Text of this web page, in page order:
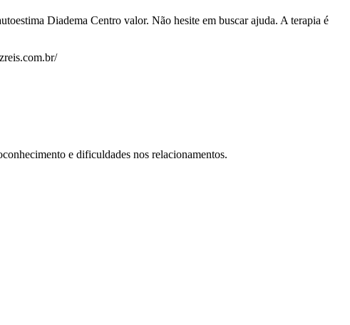
Diadema Centro valor. Não hesite em buscar ajuda. A terapia é
e dificuldades nos relacionamentos.